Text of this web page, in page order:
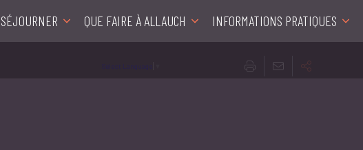
SÉJOURNER QUE FAIRE À ALLAUCH INFORMATIONS PRATIQUES